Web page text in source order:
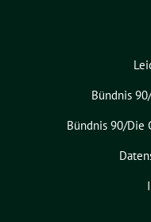
Bündnis
Bündnis 90/Die